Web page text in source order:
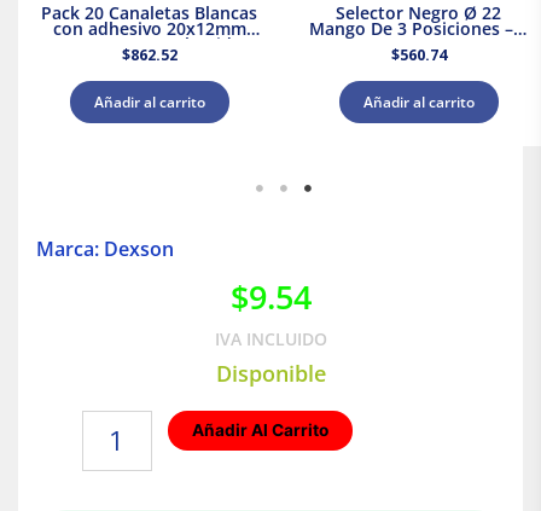
Pack 20 Canaletas Blancas
con adhesivo 20x12mm
2mts. Dexson Schneider
Electric
$862.52
Añadir al carrito
Selector Negro Ø 22
Mango De 3 Posiciones – 2
Na
$560.74
Añadir al carrito
Marca: Dexson
$9.54
IVA INCLUIDO
Disponible
Añadir Al Carrito